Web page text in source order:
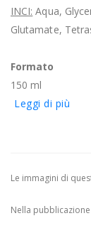
INCI: Aqua,
Glutamate,
Formato
150 ml
Leggi di più
Le immagini di
Nella